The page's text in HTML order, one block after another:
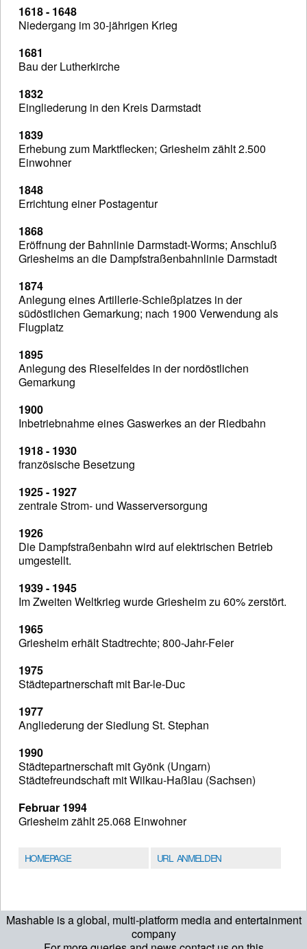
Mashable is a global, multi-platform media and entertainment
company
1618 - 1648
Niedergang im 30-jährigen Krieg
1681
Bau der Lutherkirche
1832
Eingliederung in den Kreis Darmstadt
1839
Erhebung zum Marktflecken; Griesheim zählt 2.500
Einwohner
1848
Errichtung einer Postagentur
1868
Eröffnung der Bahnlinie Darmstadt-Worms; Anschluß
Griesheims an die Dampfstraßenbahnlinie Darmstadt
1874
Anlegung eines Artillerie-Schießplatzes in der
südöstlichen Gemarkung; nach 1900 Verwendung als
Flugplatz
1895
Anlegung des Rieselfeldes in der nordöstlichen
Gemarkung
1900
Inbetriebnahme eines Gaswerkes an der Riedbahn
1918 - 1930
französische Besetzung
1925 - 1927
zentrale Strom- und Wasserversorgung
1926
Die Dampfstraßenbahn wird auf elektrischen Betrieb
umgestellt.
1939 - 1945
Im Zweiten Weltkrieg wurde Griesheim zu 60% zerstört.
1965
Griesheim erhält Stadtrechte; 800-Jahr-Feier
1975
Städtepartnerschaft mit Bar-le-Duc
1977
Angliederung der Siedlung St. Stephan
1990
Städtepartnerschaft mit Gyönk (Ungarn)
Städtefreundschaft mit Wilkau-Haßlau (Sachsen)
Februar 1994
Griesheim zählt 25.068 Einwohner
HOMEPAGE URL ANMELDEN